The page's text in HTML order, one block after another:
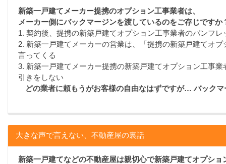
新築一戸建てメーカー提携のオプション工事業者は、
メーカー側にバックマージンを渡しているのをご存じですか
1. 契約後、提携の新築戸建てオプション工事業者のパンフ
2. 新築一戸建てメーカーの営業は、「提携の新築戸建てオ
言ってくる
3. 新築一戸建てメーカー提携の新築戸建てオプション工事
引きをしない
どの業者に頼もうがお客様の自由なはずですが… バック
大きな声で言えない、不動産屋の裏話
新築一戸建てなどの不動産屋は親切心で新築戸建てオプシ